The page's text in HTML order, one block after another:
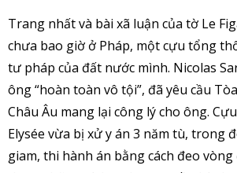
Trang nhất và bài xã luận của tờ Le
chưa bao giờ ở Pháp, một cựu tổng
tư pháp của đất nước mình. Nicolas
ông “hoàn toàn vô tội”, đã yêu cầu
Châu Âu mang lại công lý cho ông.
Elysée vừa bị xử y án 3 năm tù, trong
giam, thi hành án bằng cách đeo